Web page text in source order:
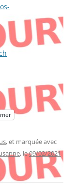
, et marquée avec
, le09/02/2021